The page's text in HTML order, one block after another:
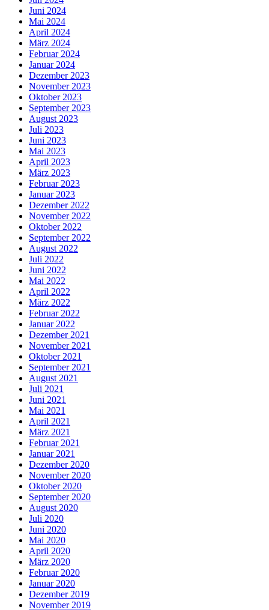
Juni 2024
Mai 2024
April 2024
März 2024
Februar 2024
Januar 2024
Dezember 2023
November 2023
Oktober 2023
September 2023
August 2023
Juli 2023
Juni 2023
Mai 2023
April 2023
März 2023
Februar 2023
Januar 2023
Dezember 2022
November 2022
Oktober 2022
September 2022
August 2022
Juli 2022
Juni 2022
Mai 2022
April 2022
März 2022
Februar 2022
Januar 2022
Dezember 2021
November 2021
Oktober 2021
September 2021
August 2021
Juli 2021
Juni 2021
Mai 2021
April 2021
März 2021
Februar 2021
Januar 2021
Dezember 2020
November 2020
Oktober 2020
September 2020
August 2020
Juli 2020
Juni 2020
Mai 2020
April 2020
März 2020
Februar 2020
Januar 2020
Dezember 2019
November 2019